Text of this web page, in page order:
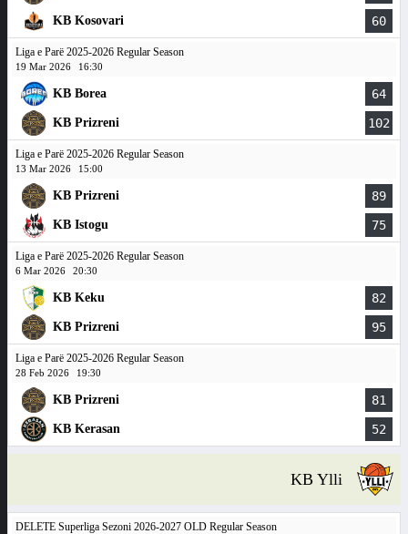
KB Kosovari 60
Liga e Parë 2025-2026 Regular Season
19 Mar 2026 16:30
KB Borea 64
KB Prizreni 102
Liga e Parë 2025-2026 Regular Season
13 Mar 2026 15:00
KB Prizreni 89
KB Istogu 75
Liga e Parë 2025-2026 Regular Season
6 Mar 2026 20:30
KB Keku 82
KB Prizreni 95
Liga e Parë 2025-2026 Regular Season
28 Feb 2026 19:30
KB Prizreni 81
KB Kerasan 52
KB Ylli
DELETE Superliga Sezoni 2026-2027 OLD Regular Season